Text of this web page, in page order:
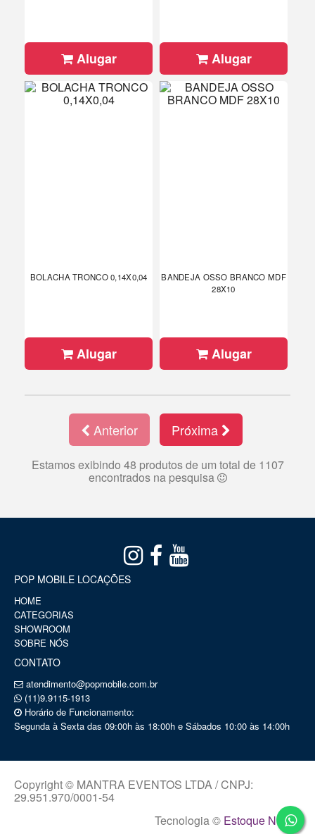
Alugar Alugar
BOLACHA TRONCO 0,14X0,04
Alugar
BANDEJA OSSO BRANCO MDF
28X10
Alugar
Anterior Próxima
Estamos exibindo 48 produtos de um total de 1107
encontrados na pesquisa
POP MOBILE LOCAÇÕES
HOME
CATEGORIAS
SHOWROOM
SOBRE NÓS
CONTATO
atendimento@popmobile.com.br
(11)9.9115-1913
Horário de Funcionamento:
Segunda à Sexta das 09:00h às 18:00h e Sábados 10:00 às 14:00h
Copyright © MANTRA EVENTOS LTDA / CNPJ:
29.951.970/0001-54
Tecnologia © Estoque NOW.